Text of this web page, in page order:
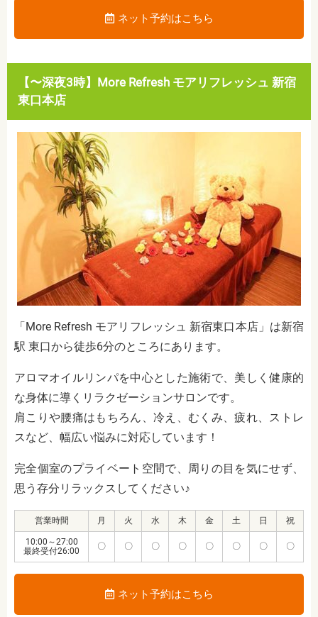
ネット予約はこちら
【〜深夜3時】More Refresh モアリフレッシュ 新宿
東口本店
「More Refresh モアリフレッシュ 新宿東口本店」は新宿
駅 東口から徒歩6分のところにあります。
アロマオイルリンパを中心とした施術で、美しく健康的
な身体に導くリラクゼーションサロンです。
肩こりや腰痛はもちろん、冷え、むくみ、疲れ、ストレ
スなど、幅広い悩みに対応しています！
完全個室のプライベート空間で、周りの目を気にせず、
思う存分リラックスしてください♪
営業時間 月 火 水 木 金 土 日 祝
10:00～27:00
最終受付26:00
〇 〇 〇 〇 〇 〇 〇 〇
ネット予約はこちら